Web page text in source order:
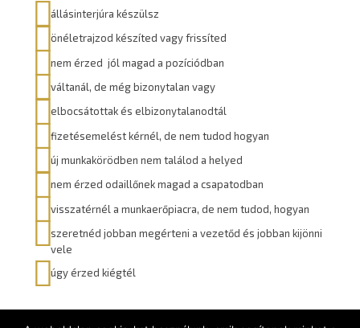
állásinterjúra készülsz
önéletrajzod készíted vagy frissíted
nem érzed jól magad a pozíciódban
váltanál, de még bizonytalan vagy
elbocsátottak és elbizonytalanodtál
fizetésemelést kérnél, de nem tudod hogyan
új munkakörödben nem találod a helyed
nem érzed odaillőnek magad a csapatodban
visszatérnél a munkaerőpiacra, de nem tudod, hogyan
szeretnéd jobban megérteni a vezetőd és jobban kijönni
vele
úgy érzed kiégtél